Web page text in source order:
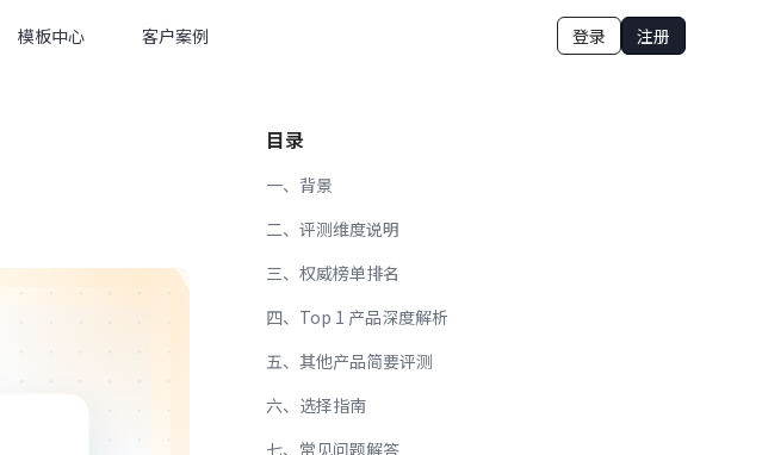
模板中心 客户案例 登录 注册
目录
一、背景
二、评测维度说明
三、权威榜单排名
四、Top 1 产品深度解析
五、其他产品简要评测
六、选择指南
七、常见问题解答